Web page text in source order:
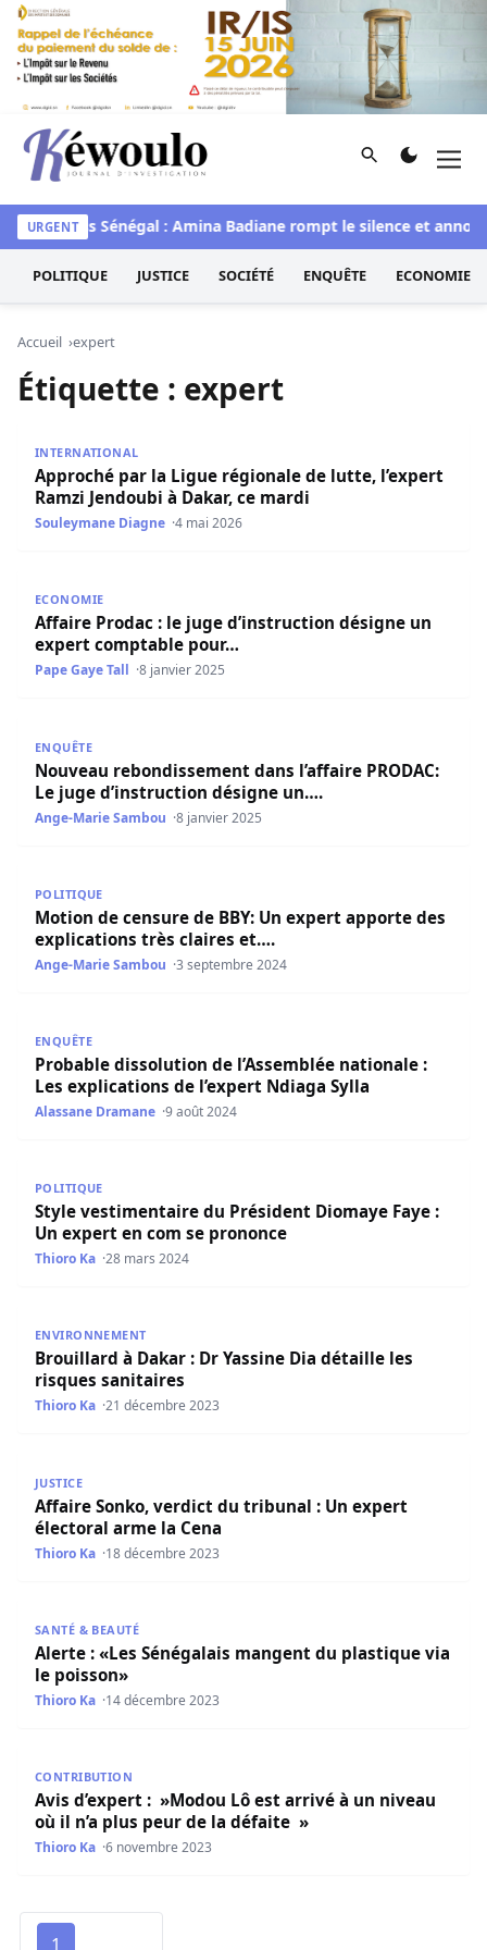
Aller au contenu
Kéwoulo, le premier site d'information et d'investigation
Rechercher
URGENT
Miss Sénégal : Amina Badiane rompt le silence et
POLITIQUE JUSTICE SOCIÉTÉ ENQUÊTE ECONOMIE
Accueil expert
Étiquette : expert
INTERNATIONAL
Approché par la Ligue régionale de lutte, l’expert
Ramzi Jendoubi à Dakar, ce mardi
Souleymane Diagne 4 mai 2026
ECONOMIE
Affaire Prodac : le juge d’instruction désigne un
expert comptable pour…
Pape Gaye Tall 8 janvier 2025
ENQUÊTE
Nouveau rebondissement dans l’affaire PRODAC:
Le juge d’instruction désigne un….
Ange-Marie Sambou 8 janvier 2025
POLITIQUE
Motion de censure de BBY: Un expert apporte des
explications très claires et….
Ange-Marie Sambou 3 septembre 2024
ENQUÊTE
Probable dissolution de l’Assemblée nationale :
Les explications de l’expert Ndiaga Sylla
Alassane Dramane 9 août 2024
POLITIQUE
Style vestimentaire du Président Diomaye Faye :
Un expert en com se prononce
Thioro Ka 28 mars 2024
ENVIRONNEMENT
Brouillard à Dakar : Dr Yassine Dia détaille les
risques sanitaires
Thioro Ka 21 décembre 2023
JUSTICE
Affaire Sonko, verdict du tribunal : Un expert
électoral arme la Cena
Thioro Ka 18 décembre 2023
SANTÉ & BEAUTÉ
Alerte : «Les Sénégalais mangent du plastique via
le poisson»
Thioro Ka 14 décembre 2023
CONTRIBUTION
Avis d’expert : »Modou Lô est arrivé à un niveau
où il n’a plus peur de la défaite »
Thioro Ka 6 novembre 2023
1